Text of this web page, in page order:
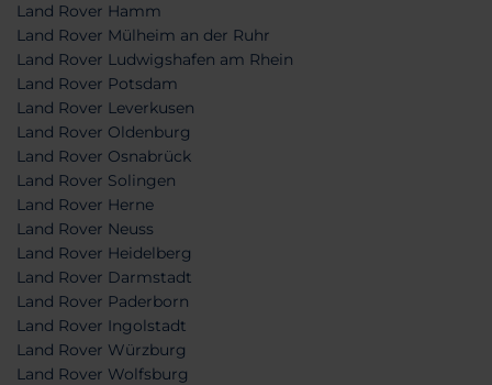
Land Rover Hamm
Land Rover Mülheim an der Ruhr
Land Rover Ludwigshafen am Rhein
Land Rover Potsdam
Land Rover Leverkusen
Land Rover Oldenburg
Land Rover Osnabrück
Land Rover Solingen
Land Rover Herne
Land Rover Neuss
Land Rover Heidelberg
Land Rover Darmstadt
Land Rover Paderborn
Land Rover Ingolstadt
Land Rover Würzburg
Land Rover Wolfsburg